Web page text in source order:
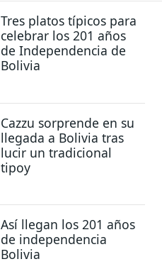
Tres platos típicos para
celebrar los 201 años
de Independencia de
Bolivia
Cazzu sorprende en su
llegada a Bolivia tras
lucir un tradicional
tipoy
Así llegan los 201 años
de independencia
Bolivia